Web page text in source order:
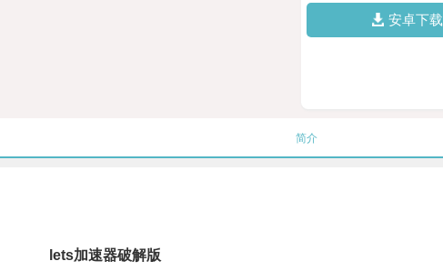
安卓下载
简介
lets加速器破解版